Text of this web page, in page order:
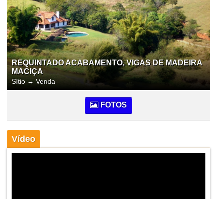
REQUINTADO ACABAMENTO, VIGAS DE MADEIRA
MACIÇA
Sítio → Venda
FOTOS
Vídeo